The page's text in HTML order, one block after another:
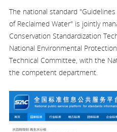
The national standard
of Reclaimed Water" is jointly
Conservation Standardization
National Environmental
Technical Committee, with the
the competent department.